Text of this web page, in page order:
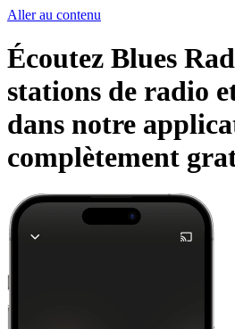
Aller au contenu
Écoutez Blues
stations de radio
dans notre
complètement